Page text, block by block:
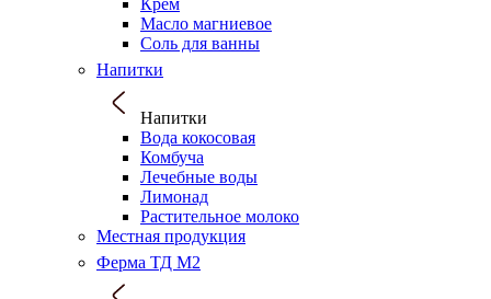
Масло магниевое
Соль для ванны
Напитки
Напитки
Вода кокосовая
Комбуча
Лечебные воды
Лимонад
Растительное молоко
Местная продукция
Ферма ТД М2